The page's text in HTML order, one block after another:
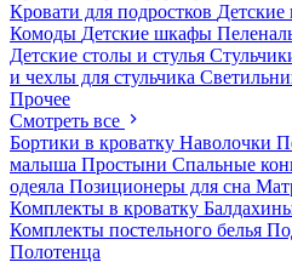
Кровати для подростков Детские
Комоды Детские шкафы
Детские столы и стулья
и чехлы для стульчика
Прочее
Смотреть все
Бортики в кроватку Наволочки
малыша Простыни Спальные
одеяла Позиционеры для сна
Комплекты в кроватку
Комплекты постельного белья
Полотенца